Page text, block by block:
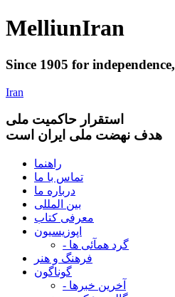
MelliunIran
Since 1905 for independence,
Iran
استقرار حاکميت ملی
هدف نهضت ملی ایران است
راهنما
تماس با ما
درباره ما
بین المللی
معرفی کتاب
اپوزیسیون
- گرد همآئی ها
فرهنگ و هنر
گوناگون
- آخرین خبرها